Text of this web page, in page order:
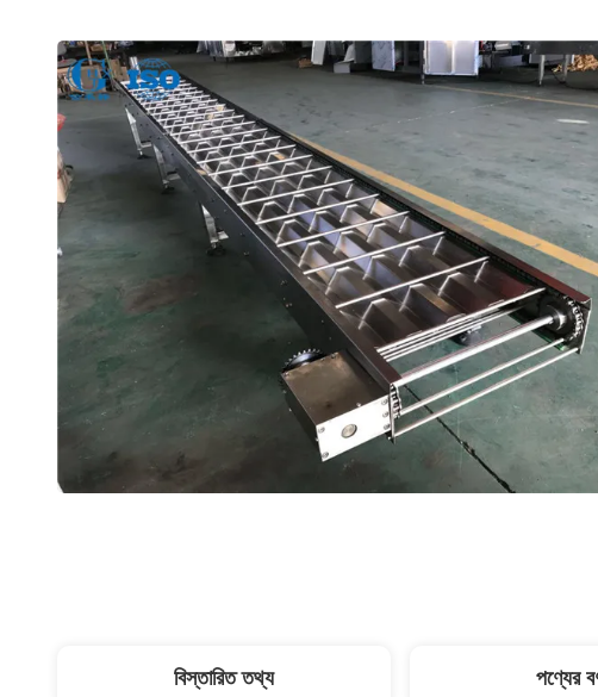
বিস্তারিত তথ্য পণ্যের